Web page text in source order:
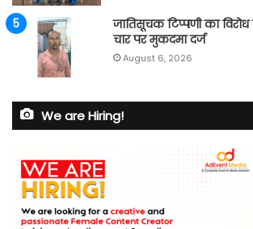
जातिसूचक टिप्पणी का
चार पर मुकदमा दर्ज
August 6, 2026
We are Hiring!